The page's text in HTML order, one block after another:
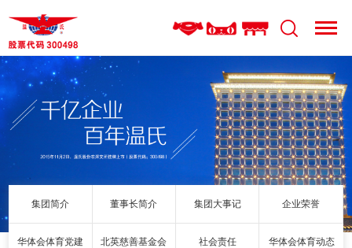
集团简介 董事长简介 集团大事记 企业荣誉
华体会体育党建 北英慈善基金会 社会责任 华体会体育动态